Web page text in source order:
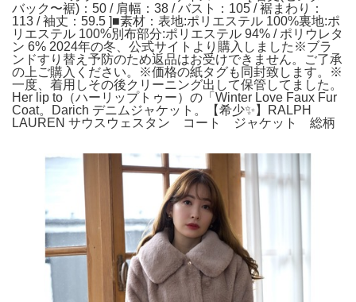
バック〜裾)：50 / 肩幅：38 / バスト：105 / 裾まわり：
113 / 袖丈：59.5 ]■素材：表地:ポリエステル 100%裏地:ポ
リエステル 100%別布部分:ポリエステル 94% / ポリウレタ
ン 6% 2024年の冬、公式サイトより購入しました※ブラ
ンドすり替え予防のため返品はお受けできません。ご了承
の上ご購入ください。※価格の紙タグも同封致します。※
一度、着用しその後クリーニング出して保管してました。
Her lip to（ハーリップトゥー）の「Winter Love Faux Fur
Coat。Darich デニムジャケット。【希少✨】RALPH
LAUREN サウスウェスタン コート ジャケット 総柄